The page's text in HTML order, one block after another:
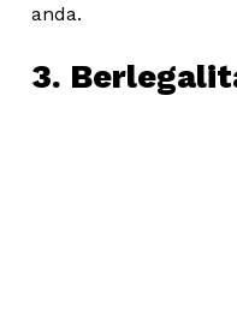
anda.
3.